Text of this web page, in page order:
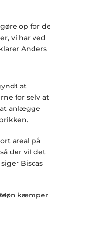
op for de
vi har ved
Anders
at
for selv at
anlægge
areal på
der vil det
Biscas